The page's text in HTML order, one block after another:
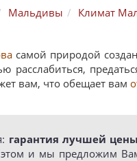
Мальдивы Климат
самой природой
расслабиться,
вам, что обещает вам
гарантия лучшей
и мы предложим